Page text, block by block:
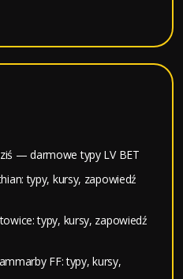
— darmowe typy LV BET
typy, kursy, zapowiedź
typy, kursy, zapowiedź
FF: typy, kursy,